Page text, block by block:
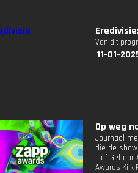
Van dit
11-01-
Op weg
Journaal
die de
Lief
Awards Kijk